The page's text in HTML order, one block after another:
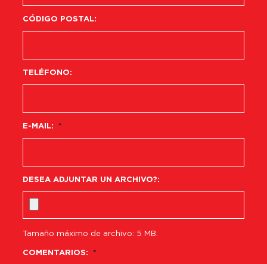
CÓDIGO POSTAL:
TELÉFONO:
E-MAIL: *
DESEA ADJUNTAR UN ARCHIVO?:
Tamaño máximo de archivo: 5 MB.
COMENTARIOS: *